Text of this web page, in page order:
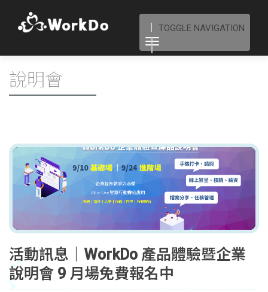
TOGGLE NAVIGATION
說明會
活動訊息｜WorkDo 產品體驗暨企業
說明會 9 月場免費報名中